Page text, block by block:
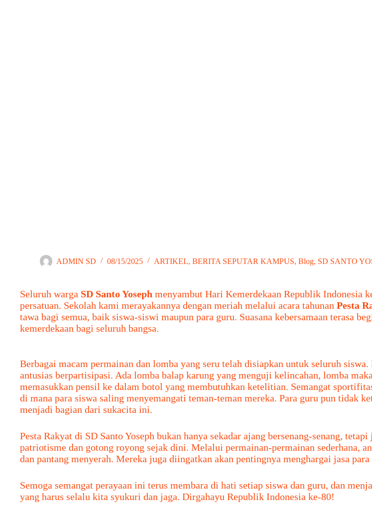
ADMIN SD 08/15/2025 ARTIKEL, BERITA SEPUTAR KAMPUS, Blog, SD SANTO
Seluruh warga SD Santo Yoseph menyambut Hari Kemerdekaan Republik Indonesia
persatuan. Sekolah kami merayakannya dengan meriah melalui acara tahunan Pesta
tawa bagi semua, baik siswa-siswi maupun para guru. Suasana kebersamaan terasa
kemerdekaan bagi seluruh bangsa.
Berbagai macam permainan dan lomba yang seru telah disiapkan untuk seluruh
antusias berpartisipasi. Ada lomba balap karung yang menguji kelincahan, lomba
memasukkan pensil ke dalam botol yang membutuhkan ketelitian. Semangat
di mana para siswa saling menyemangati teman-teman mereka. Para guru pun tidak
menjadi bagian dari sukacita ini.
Pesta Rakyat di SD Santo Yoseph bukan hanya sekadar ajang bersenang-senang,
patriotisme dan gotong royong sejak dini. Melalui permainan-permainan sederhana,
dan pantang menyerah. Mereka juga diingatkan akan pentingnya menghargai jasa
Semoga semangat perayaan ini terus membara di hati setiap siswa dan guru, dan
yang harus selalu kita syukuri dan jaga. Dirgahayu Republik Indonesia ke-80!